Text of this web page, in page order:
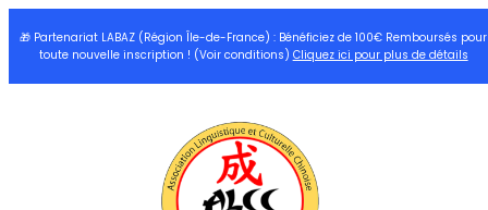
🎁 Partenariat LABAZ (Région Île-de-France) : Bénéficiez de 100€ Remboursés pour
toute nouvelle inscription ! (Voir conditions) Cliquez ici pour plus de détails